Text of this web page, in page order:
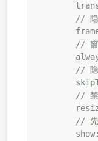
//
//
//
// 禁
// 先